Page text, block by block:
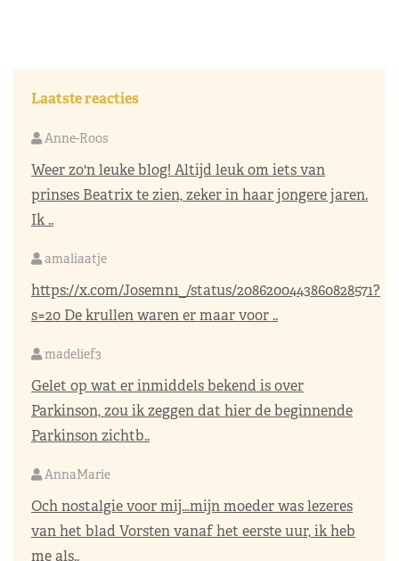
Laatste reacties
Anne-Roos
Weer zo'n leuke blog! Altijd leuk om iets van
prinses Beatrix te zien, zeker in haar jongere jaren.
Ik ..
amaliaatje
https://x.com/Josemn1_/status/2086200443860828571?
s=20 De krullen waren er maar voor ..
madelief3
Gelet op wat er inmiddels bekend is over
Parkinson, zou ik zeggen dat hier de beginnende
Parkinson zichtb..
AnnaMarie
Och nostalgie voor mij…mijn moeder was lezeres
van het blad Vorsten vanaf het eerste uur, ik heb
me als..